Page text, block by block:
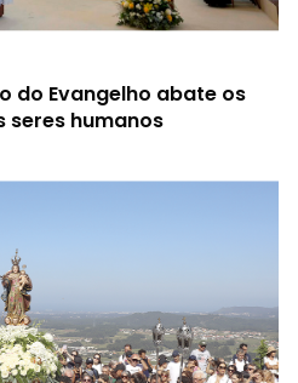
do Evangelho abate os
seres humanos